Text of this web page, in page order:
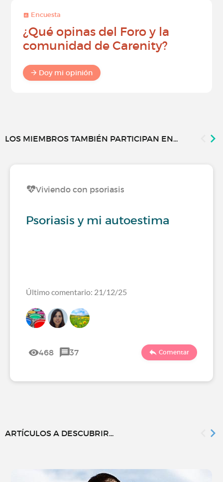
Encuesta
¿Qué opinas del Foro y la
comunidad de Carenity?
Doy mi opinión
LOS MIEMBROS TAMBIÉN PARTICIPAN EN...
Viviendo con psoriasis
Psoriasis y mi autoestima
Último comentario: 21/12/25
468 37 Comentar
ARTÍCULOS A DESCUBRIR...